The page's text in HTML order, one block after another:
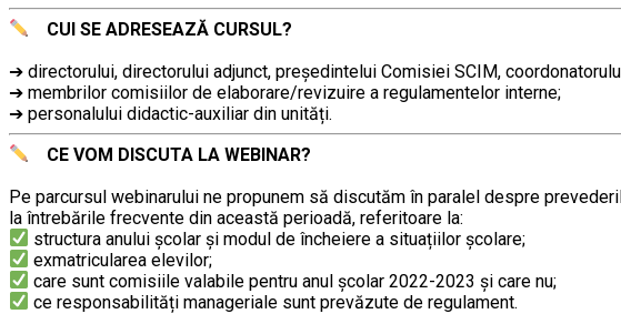
CUI SE ADRESEAZĂ CURSUL?
➔ directorului, directorului adjunct, președintelui Comisiei SCIM,
➔ membrilor comisiilor de elaborare/revizuire a regulamentelor interne;
➔ personalului didactic-auxiliar din unități.
CE VOM DISCUTA LA WEBINAR?
Pe parcursul webinarului ne propunem să discutăm în paralel despre
la întrebările frecvente din această perioadă, referitoare la:
structura anului școlar și modul de încheiere a situațiilor școlare;
exmatricularea elevilor;
care sunt comisiile valabile pentru anul şcolar 2022-2023 şi care nu;
ce responsabilități manageriale sunt prevăzute de regulament.